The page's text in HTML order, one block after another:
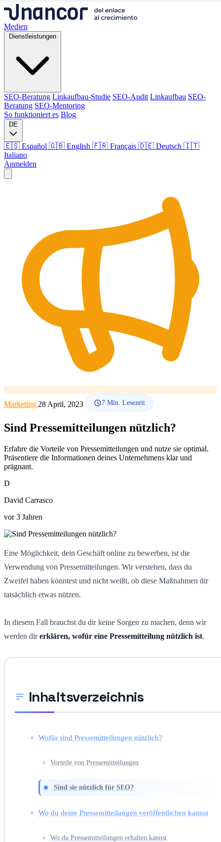
Medien
Dienstleistungen
SEO-Beratung Linkaufbau-Studie SEO-Audit Linkaufbau SEO-
Beratung SEO-Mentoring
So funktioniert es Blog
DE
🇪🇸 Español 🇬🇧 English 🇫🇷 Français 🇩🇪 Deutsch 🇮🇹
Italiano
Anmelden
SEO-Beratung Linkaufbau-Studie Linkaufbau
SEO-
Beratung
SEO-Mentoring
So funktioniert es
Sprache
🇪🇸 ES
🇬🇧 EN 🇫🇷 FR 🇩🇪 DE
Marketing 28 April, 2023 7 Min. Lesezeit
Sind Pressemitteilungen nützlich?
Erfahre die Vorteile von Pressemitteilungen und nutze sie optimal.
Präsentiere die Informationen deines Unternehmens klar und
prägnant.
D
David Carrasco
vor 3 Jahren
Eine Möglichkeit, dein Geschäft online zu bewerben, ist die
Verwendung von Pressemitteilungen. Wir verstehen, dass du
Zweifel haben könntest und nicht weißt, ob diese Maßnahmen dir
tatsächlich etwas nützen.
In diesem Fall brauchst du dir keine Sorgen zu machen, denn wir
werden direrklären, wofür eine Pressemitteilung nützlich ist.
Inhaltsverzeichnis
Wofür sind Pressemitteilungen nützlich?
Vorteile von Pressemitteilungen
Sind sie nützlich für SEO?
Wo du deine Pressemitteilungen veröffentlichen kannst
Wo du Pressemitteilungen erhalten kannst